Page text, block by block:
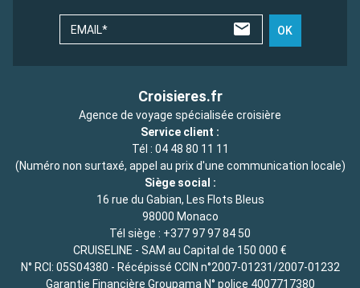
EMAIL* OK
Croisieres.fr
Agence de voyage spécialisée croisière
Service client :
Tél : 04 48 80 11 11
(Numéro non surtaxé, appel au prix d'une communication locale)
Siège social :
16 rue du Gabian, Les Flots Bleus
98000 Monaco
Tél siège : +377 97 97 84 50
CRUISELINE - SAM au Capital de 150 000 €
N° RCI: 05S04380 - Récépissé CCIN n°2007-01231/2007-01232
Garantie Financière Groupama N° police 4007717380